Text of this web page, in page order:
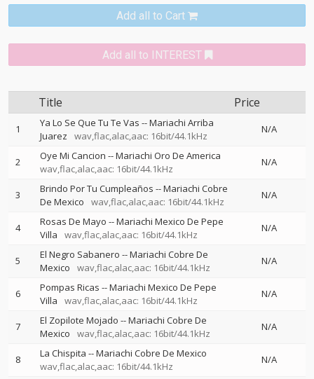
Add all to Cart
Add all to INTEREST
Title Price
1 Ya Lo Se Que Tu Te Vas --Mariachi Arriba
Juarez
wav,flac,alac,aac: 16bit/44.1kHz
N/A
2 Oye Mi Cancion --Mariachi Oro De America
wav,flac,alac,aac: 16bit/44.1kHz
N/A
3 Brindo Por Tu Cumpleaños --Mariachi Cobre
De Mexico
wav,flac,alac,aac: 16bit/44.1kHz
N/A
4 Rosas De Mayo --Mariachi Mexico De Pepe
Villa
wav,flac,alac,aac: 16bit/44.1kHz
N/A
5 El Negro Sabanero --Mariachi Cobre De
Mexico
wav,flac,alac,aac: 16bit/44.1kHz
N/A
6 Pompas Ricas --Mariachi Mexico De Pepe
Villa
wav,flac,alac,aac: 16bit/44.1kHz
N/A
7 El Zopilote Mojado --Mariachi Cobre De
Mexico
wav,flac,alac,aac: 16bit/44.1kHz
N/A
8 La Chispita --Mariachi Cobre De Mexico
wav,flac,alac,aac: 16bit/44.1kHz
N/A